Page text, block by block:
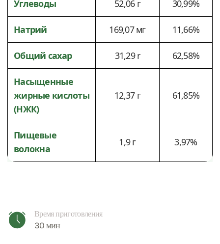
Углеводы 52,06 г 30,99%
Натрий 169,07 мг 11,66%
Общий сахар 31,29 r 62,58%
Насыщенные
жирные кислоты
(НЖК)
12,37 г 61,85%
Пищевые
волокна
1,9 г 3,97%
Время приготовления
30 мин